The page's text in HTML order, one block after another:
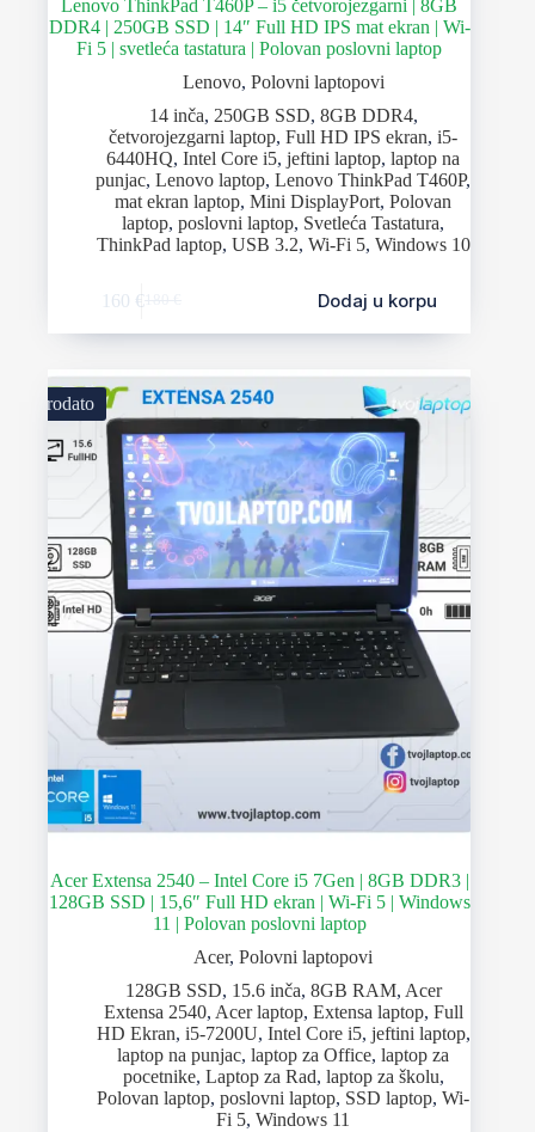
Lenovo ThinkPad T460P – i5 četvorojezgarni | 8GB
DDR4 | 250GB SSD | 14″ Full HD IPS mat ekran | Wi-
Fi 5 | svetleća tastatura | Polovan poslovni laptop
Lenovo, Polovni laptopovi
14 inča, 250GB SSD, 8GB DDR4,
četvorojezgarni laptop,Full HD IPS ekran,i5-
6440HQ,Intel Core i5,jeftini laptop,laptop na
punjac,Lenovo laptop,Lenovo ThinkPad T460P,
mat ekran laptop,Mini DisplayPort,Polovan
laptop,poslovni laptop, Svetleća Tastatura,
ThinkPad laptop, USB 3.2, Wi-Fi 5, Windows 10
160 € Dodaj u korpu
Prodato
Acer Extensa 2540 – Intel Core i5 7Gen | 8GB DDR3 |
128GB SSD | 15,6″ Full HD ekran | Wi-Fi 5 | Windows
11 | Polovan poslovni laptop
Acer,Polovni laptopovi
128GB SSD, 15.6 inča, 8GB RAM, Acer
Extensa 2540, Acer laptop, Extensa laptop, Full
HD Ekran, i5-7200U, Intel Core i5, jeftini laptop,
laptop na punjac,laptop za Office,laptop za
pocetnike, Laptop za Rad, laptop za školu,
Polovan laptop,poslovni laptop, SSD laptop,Wi-
Fi 5,Windows 11